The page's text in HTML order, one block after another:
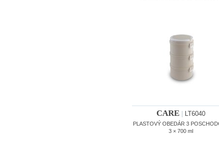
CARE LT6040
PLASTOVÝ OBEDÁR 3
3 × 700 ml